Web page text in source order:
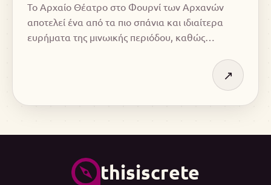
Το Αρχαίο Θέατρο στο Φουρνί των Αρχανών
αποτελεί ένα από τα πιο σπάνια και ιδιαίτερα
ευρήματα της μινωικής περιόδου, καθώς
διαμορφωμένους χώρους για τελετουργίες και↗
thisiscrete